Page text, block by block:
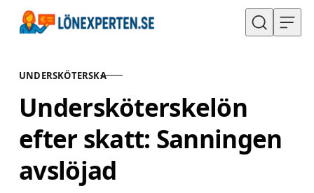
Hoppa till innehåll
KATEGORI
UNDERSKÖTERSKA
Undersköterskelön
efter skatt: Sanningen
avslöjad